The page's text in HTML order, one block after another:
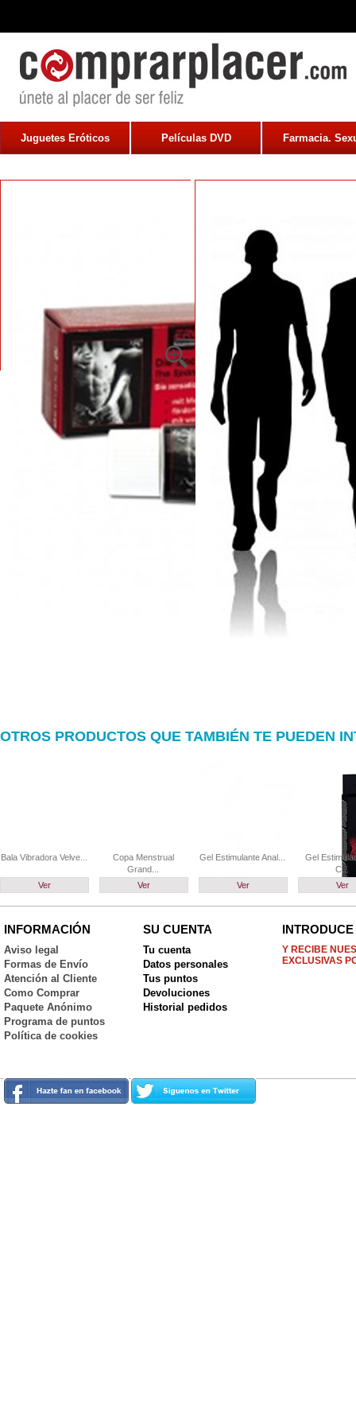
Juguetes Eróticos Películas DVD Farmacia.
OTROS PRODUCTOS QUE TAMBIÉN TE PUEDEN
Bala Vibradora Velve...
Ver
Copa Menstrual
Grand...
Ver
Gel Estimulante Anal...
Ver
Gel
C...
Ver
INFORMACIÓN
Aviso legal
Formas de Envío
Atención al Cliente
Como Comprar
Paquete Anónimo
Programa de puntos
Política de cookies
SU CUENTA
Tu cuenta
Datos personales
Tus puntos
Devoluciones
Historial pedidos
Y RECIBE
EXCLUSIVAS